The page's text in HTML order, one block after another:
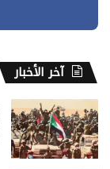
آخر الأخبار